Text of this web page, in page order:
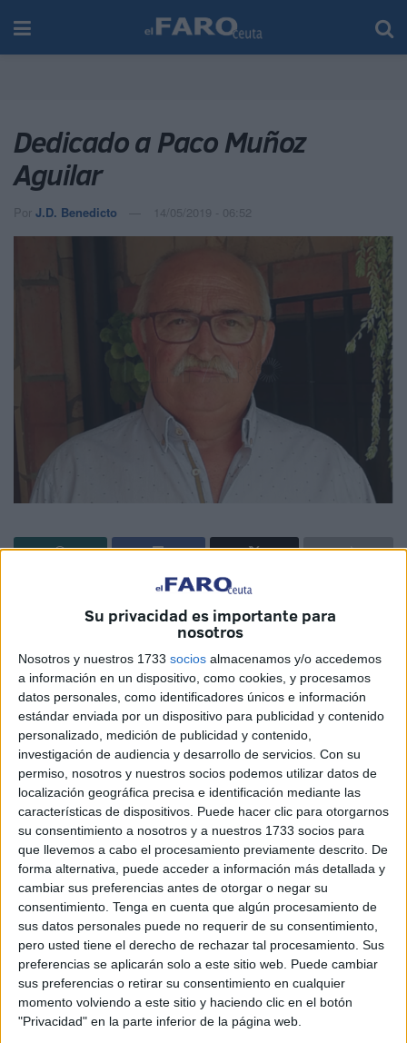
Su privacidad es importante para
nosotros
Nosotros y nuestros 1733 socios almacenamos y/o accedemos
a información en un dispositivo, como cookies, y procesamos
datos personales, como identificadores únicos e información
estándar enviada por un dispositivo para publicidad y contenido
personalizado, medición de publicidad y contenido,
investigación de audiencia y desarrollo de servicios. Con su
permiso, nosotros y nuestros socios podemos utilizar datos de
localización geográfica precisa e identificación mediante las
características de dispositivos. Puede hacer clic para otorgarnos
su consentimiento a nosotros y a nuestros 1733 socios para
que llevemos a cabo el procesamiento previamente descrito. De
forma alternativa, puede acceder a información más detallada y
cambiar sus preferencias antes de otorgar o negar su
consentimiento. Tenga en cuenta que algún procesamiento de
sus datos personales puede no requerir de su consentimiento,
pero usted tiene el derecho de rechazar tal procesamiento. Sus
preferencias se aplicarán solo a este sitio web. Puede cambiar
sus preferencias o retirar su consentimiento en cualquier
momento volviendo a este sitio y haciendo clic en el botón
"Privacidad" en la parte inferior de la página web.
Dedicado a Paco Muñoz
Aguilar
Por J.D. Benedicto 14/05/2019 - 06:52
Hoy quiero hablar de un buen amigo, ante todo, luego
compañero de profesión que ha sido durante mucho
tiempo. Se trata de don Francisco Muñoz Aguilar. Muchos
dirán y ¿quién es este hombre? Pues nos tendríamos que
situar hace muchos años, cuando nuestros hombres de
pecho de lata se encontraban por el espacio español
intentando buscar soluciones a las inhumanas situaciones
que teníamos que afrontar todos los días del año.
No existía un horario semanal.
Éramos esclavos del uniforme.
Nos trataban con la punta del pie.
Y gracias, repito, a grandes hombres como este pequeño
guardia civil de estatura, porque de hombría está más que
demostrado, que vale mucho más que unos pocos de
nosotros. Se pusieron manos a la obra para buscar
soluciones a lo que todos decían que no se podía hacer.
Sin embargo él sabía que podía. Pues sí que se ha hecho.